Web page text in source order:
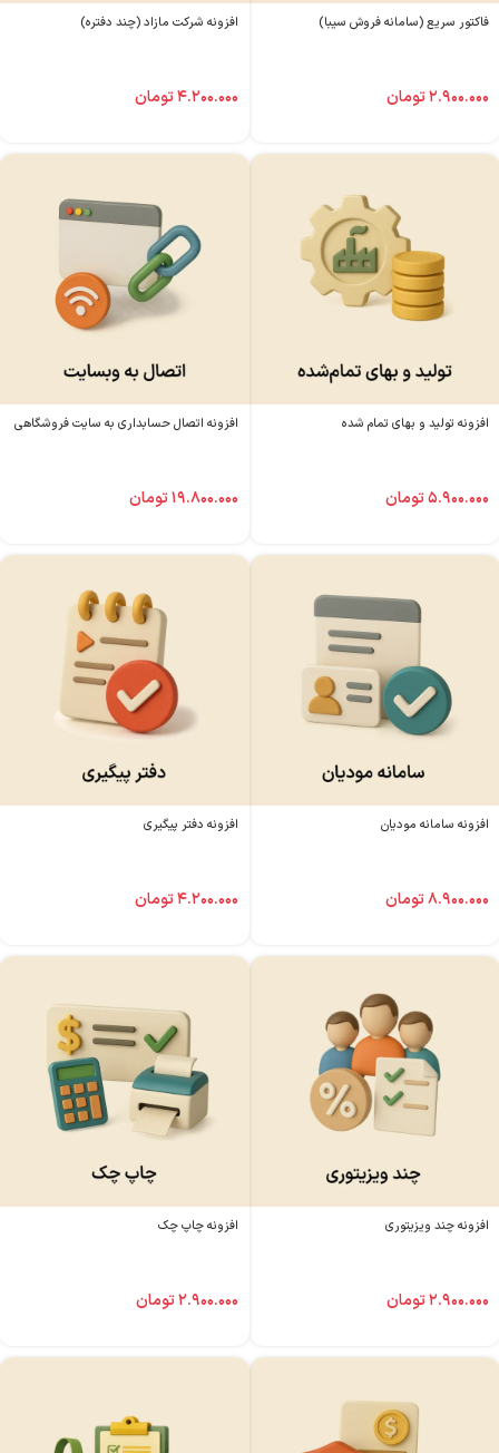
فاکتور سریع (سامانه فروش سیبا)
۲.۹۰۰.۰۰۰تومان
افزونه شرکت مازاد (چند دفتره)
۴.۲۰۰.۰۰۰تومان
افزونه تولید و بهای تمام شده
۵.۹۰۰.۰۰۰تومان
افزونه اتصال حسابداری به سایت فروشگاهی
۱۹.۸۰۰.۰۰۰تومان
افزونه سامانه مودیان
۸.۹۰۰.۰۰۰تومان
افزونه دفتر پیگیری
۴.۲۰۰.۰۰۰تومان
افزونه چند ویزیتوری
۲.۹۰۰.۰۰۰تومان
افزونه چاپ چک
۲.۹۰۰.۰۰۰تومان